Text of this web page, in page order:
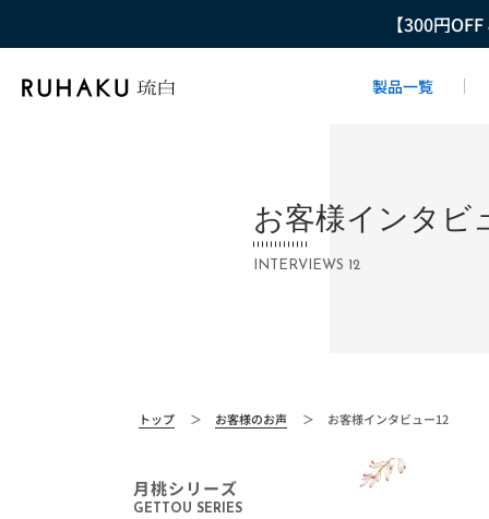
【300円
製品一覧
お客様インタビ
INTERVIEWS 12
トップ ＞ お客様のお声 ＞ お客様インタビュー12
月桃シリーズ
GETTOU SERIES